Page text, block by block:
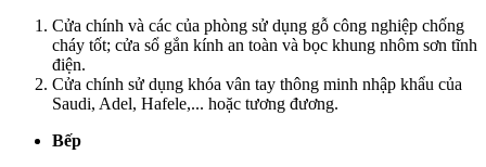
Cửa chính và các của phòng sử dụng gỗ công nghiệp chống
cháy tốt; cửa sổ gắn kính an toàn và bọc khung nhôm sơn tĩnh
điện.
Cửa chính sử dụng khóa vân tay thông minh nhập khẩu của
Saudi, Adel, Hafele,... hoặc tương đương.
Bếp